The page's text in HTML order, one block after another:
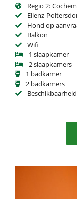
Regio 2:
Ellenz-
Hond op
Balkon
Wifi
1 slaapkamer
2 slaapkamers
1 badkamer
2 badkamers